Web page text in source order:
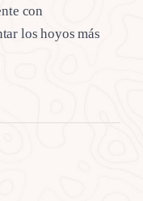
con
los hoyos más